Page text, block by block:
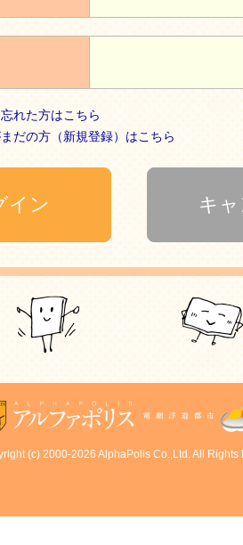
れた方はこちら
だの方（新規登録）はこちら
(c) 2000-2026 AlphaPolis Co.,Ltd. All Rights